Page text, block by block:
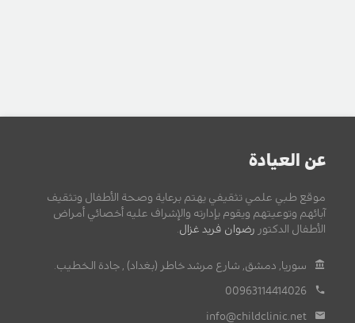
عن العيادة
موقع طبي علمي تثقيفي يهتم برعاية وصحة الأطفال وتثقيف
آبائهم وتوعيتهم ويقوم بإدارته والإشراف عليه أخصائي أمراض
الأطفال الدكتور رضوان فريد غزال
سوريا, دمشق, شارع مرشد خاطر (بغداد) , جادة الخطيب.
00963114414026
info@childclinic.net